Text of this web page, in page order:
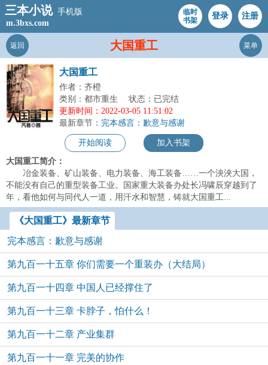
三本小说 手机版
m.3bxs.com
临时
书架
登录 注册
大国重工
返回 菜单
大国重工
作者：齐橙
类别：都市重生
状态：已完结
更新时间：2022-03-05 11:51:02
最新章节： 完本感言：歉意与感谢
开始阅读 加入书架
大国重工简介：
冶金装备、矿山装备、电力装备、海工装备……一个泱泱大国，
不能没有自己的重型装备工业。国家重大装备办处长冯啸辰穿越到了
年，看他如何与同代人一道，用汗水和智慧，铸就大国重工...
《大国重工》最新章节
完本感言：歉意与感谢
第九百一十五章 你们需要一个重装办（大结局）
第九百一十四章 中国人已经撑住了
第九百一十三章 卡脖子，怕什么！
第九百一十二章 产业集群
第九百一十一章 完美的协作